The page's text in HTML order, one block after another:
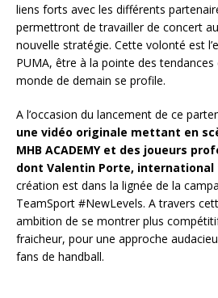
liens forts avec les différents
permettront de travailler de concert
nouvelle stratégie. Cette volonté est
PUMA, être à la pointe des
monde de demain se profile.
A l’occasion du lancement de ce
une vidéo originale mettant en
MHB ACADEMY et des joueurs
dont Valentin Porte, international
création est dans la lignée de la
TeamSport #NewLevels. A travers
ambition de se montrer plus
fraicheur, pour une approche
fans de handball.